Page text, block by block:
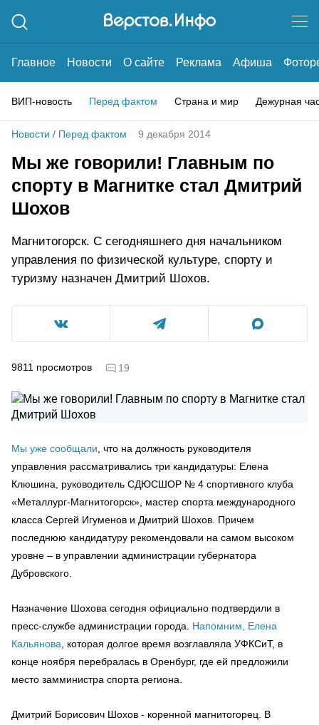
Главное Новости О сайте Реклама Афиша
ВИП-новость Перед фактом Страна и мир Дежурная
Новости / Перед фактом 9 декабря 2014
Мы же говорили! Главным по
спорту в Магнитке стал Дмитрий
Шохов
Магнитогорск. С сегодняшнего дня начальником
управления по физической культуре, спорту и
туризму назначен Дмитрий Шохов.
9811 просмотров 19
Мы уже сообщали , что на должность руководителя
управления рассматривались три кандидатуры: Елена
Клюшина, руководитель СДЮСШОР № 4 спортивного клуба
«Металлург-Магнитогорск», мастер спорта международного
класса Сергей Игуменов и Дмитрий Шохов. Причем
последнюю кандидатуру рекомендовали на самом высоком
уровне – в управлении администрации губернатора
Дубровского.
Назначение Шохова сегодня официально подтвердили в
пресс-службе администрации города. Напомним, Елена
Кальянова , которая долгое время возглавляла УФКСиТ, в
конце ноября перебралась в Оренбург, где ей предложили
место замминистра спорта региона.
Дмитрий Борисович Шохов - коренной магнитогорец. В